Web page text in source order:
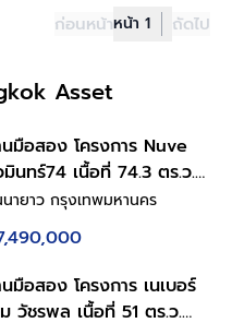
ก่อนหน้าหน้า 1 ถัดไป
Asset
นมือสอง โครงการ Nuve
มินทร์74 เนื้อที่ 74.3 ตร.ว.
ชัน 5 ห้องนอน 4 ห้องน้ำ
จอดรถ มีห้องนอนชั้นล่าง
น์โดดเด่น บนทำเล
ภาพ เดินทางสะดวกเชื่อม
นนเกษตร-นวมินทร์ ถนน
ายาว กรุงเทพมหานคร
มือสอง โครงการ เนเบอร์
วัชรพล เนื้อที่ 51 ตร.ว.